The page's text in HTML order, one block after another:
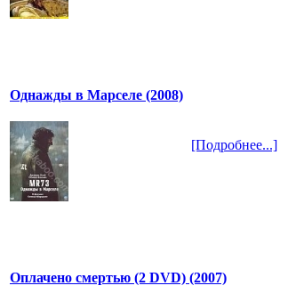
Однажды в Марселе (2008)
[Подробнее...]
Оплачено смертью (2 DVD) (2007)